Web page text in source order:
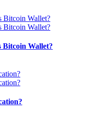
Bitcoin Wallet?